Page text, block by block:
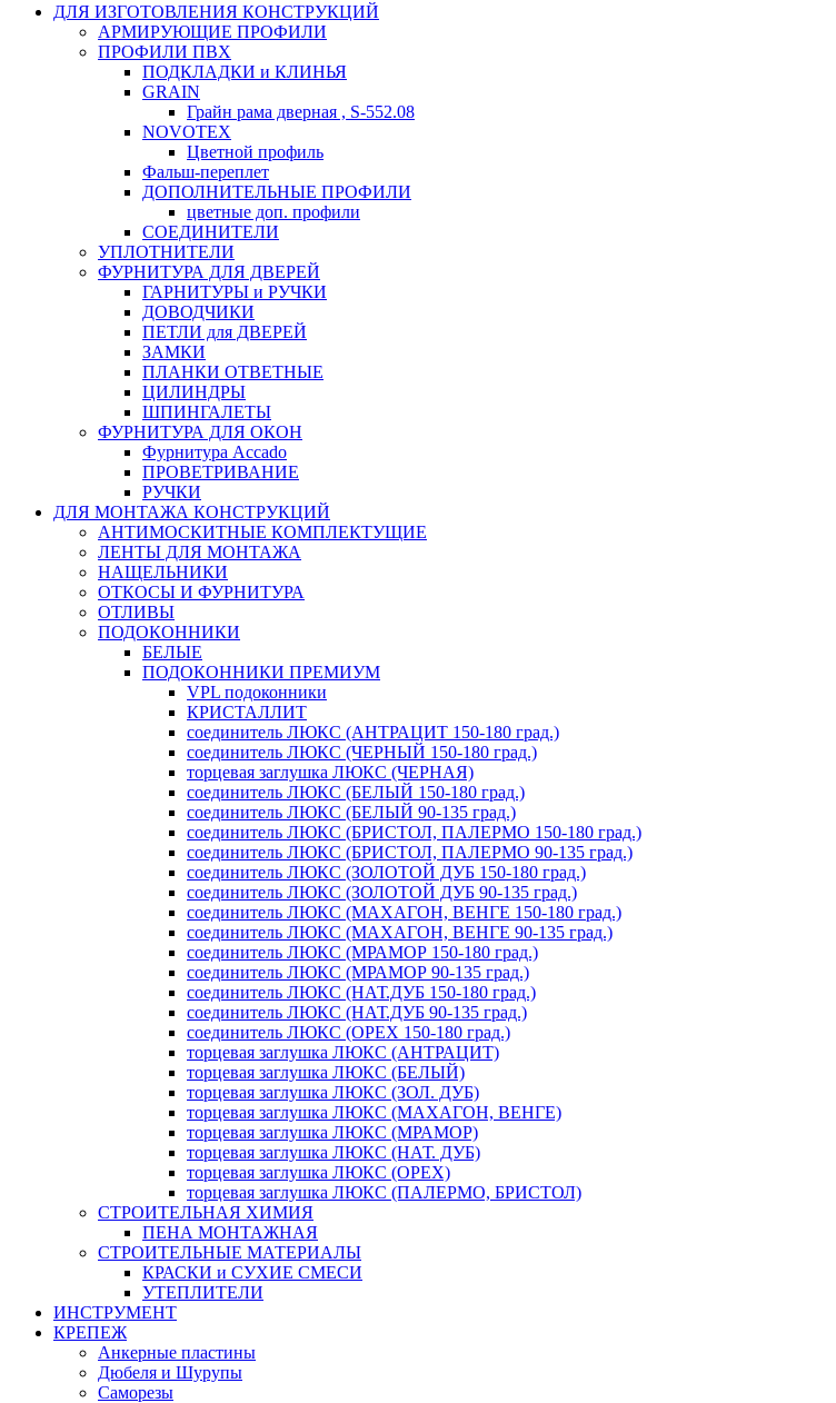
ДЛЯ ИЗГОТОВЛЕНИЯ КОНСТРУКЦИЙ
АРМИРУЮЩИЕ ПРОФИЛИ
ПРОФИЛИ ПВХ
ПОДКЛАДКИ и КЛИНЬЯ
GRAIN
Грайн рама дверная , S-552.08
NOVOTEX
Цветной профиль
Фальш-переплет
ДОПОЛНИТЕЛЬНЫЕ ПРОФИЛИ
цветные доп. профили
СОЕДИНИТЕЛИ
УПЛОТНИТЕЛИ
ФУРНИТУРА ДЛЯ ДВЕРЕЙ
ГАРНИТУРЫ и РУЧКИ
ДОВОДЧИКИ
ПЕТЛИ для ДВЕРЕЙ
ЗАМКИ
ПЛАНКИ ОТВЕТНЫЕ
ЦИЛИНДРЫ
ШПИНГАЛЕТЫ
ФУРНИТУРА ДЛЯ ОКОН
Фурнитура Accado
ПРОВЕТРИВАНИЕ
РУЧКИ
ДЛЯ МОНТАЖА КОНСТРУКЦИЙ
АНТИМОСКИТНЫЕ КОМПЛЕКТУЩИЕ
ЛЕНТЫ ДЛЯ МОНТАЖА
НАЩЕЛЬНИКИ
ОТКОСЫ И ФУРНИТУРА
ОТЛИВЫ
ПОДОКОННИКИ
БЕЛЫЕ
ПОДОКОННИКИ ПРЕМИУМ
VPL подоконники
КРИСТАЛЛИТ
соединитель ЛЮКС (АНТРАЦИТ 150-180 град.)
соединитель ЛЮКС (ЧЕРНЫЙ 150-180 град.)
торцевая заглушка ЛЮКС (ЧЕРНАЯ)
соединитель ЛЮКС (БЕЛЫЙ 150-180 град.)
соединитель ЛЮКС (БЕЛЫЙ 90-135 град.)
соединитель ЛЮКС (БРИСТОЛ, ПАЛЕРМО 150-180 град.)
соединитель ЛЮКС (БРИСТОЛ, ПАЛЕРМО 90-135 град.)
соединитель ЛЮКС (ЗОЛОТОЙ ДУБ 150-180 град.)
соединитель ЛЮКС (ЗОЛОТОЙ ДУБ 90-135 град.)
соединитель ЛЮКС (МАХАГОН, ВЕНГЕ 150-180 град.)
соединитель ЛЮКС (МАХАГОН, ВЕНГЕ 90-135 град.)
соединитель ЛЮКС (МРАМОР 150-180 град.)
соединитель ЛЮКС (МРАМОР 90-135 град.)
соединитель ЛЮКС (НАТ.ДУБ 150-180 град.)
соединитель ЛЮКС (НАТ.ДУБ 90-135 град.)
соединитель ЛЮКС (ОРЕХ 150-180 град.)
торцевая заглушка ЛЮКС (АНТРАЦИТ)
торцевая заглушка ЛЮКС (БЕЛЫЙ)
торцевая заглушка ЛЮКС (ЗОЛ. ДУБ)
торцевая заглушка ЛЮКС (МАХАГОН, ВЕНГЕ)
торцевая заглушка ЛЮКС (МРАМОР)
торцевая заглушка ЛЮКС (НАТ. ДУБ)
торцевая заглушка ЛЮКС (ОРЕХ)
торцевая заглушка ЛЮКС (ПАЛЕРМО, БРИСТОЛ)
СТРОИТЕЛЬНАЯ ХИМИЯ
ПЕНА МОНТАЖНАЯ
СТРОИТЕЛЬНЫЕ МАТЕРИАЛЫ
КРАСКИ и СУХИЕ СМЕСИ
УТЕПЛИТЕЛИ
ИНСТРУМЕНТ
КРЕПЕЖ
Анкерные пластины
Дюбеля и Шурупы
Саморезы